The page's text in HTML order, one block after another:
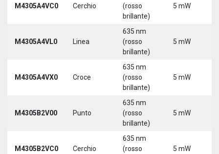
M4305A4VC0 Cerchio
(rosso
brillante)
5 mW
M4305A4VL0 Linea
635 nm
(rosso
brillante)
5 mW
M4305A4VX0 Croce
635 nm
(rosso
brillante)
5 mW
M4305B2V00 Punto
635 nm
(rosso
brillante)
5 mW
M4305B2VC0 Cerchio
635 nm
(rosso
5 mW